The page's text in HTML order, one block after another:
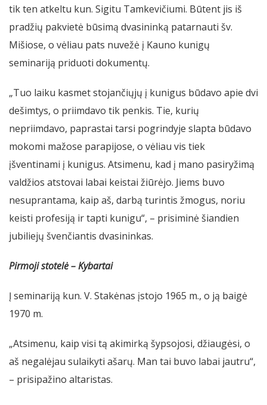
tik ten atkeltu kun. Sigitu Tamkevičiumi. Būtent jis iš
pradžių pakvietė būsimą dvasininką patarnauti šv.
Mišiose, o vėliau pats nuvežė į Kauno kunigų
seminariją priduoti dokumentų.
„Tuo laiku kasmet stojančiųjų į kunigus būdavo apie dvi
dešimtys, o priimdavo tik penkis. Tie, kurių
nepriimdavo, paprastai tarsi pogrindyje slapta būdavo
mokomi mažose parapijose, o vėliau vis tiek
įšventinami į kunigus. Atsimenu, kad į mano pasiryžimą
valdžios atstovai labai keistai žiūrėjo. Jiems buvo
nesuprantama, kaip aš, darbą turintis žmogus, noriu
keisti profesiją ir tapti kunigu“, – prisiminė šiandien
jubiliejų švenčiantis dvasininkas.
Pirmoji stotelė – Kybartai
Į seminariją kun. V. Stakėnas įstojo 1965 m., o ją baigė
1970 m.
„Atsimenu, kaip visi tą akimirką šypsojosi, džiaugėsi, o
aš negalėjau sulaikyti ašarų. Man tai buvo labai jautru“,
– prisipažino altaristas.